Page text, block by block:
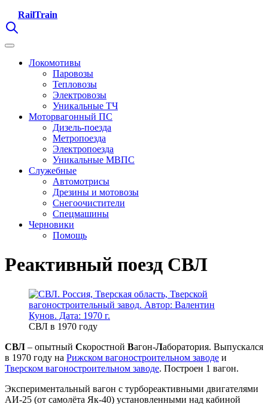
RailTrain
Локомотивы
Паровозы
Тепловозы
Электровозы
Уникальные ТЧ
Моторвагонный ПС
Дизель-поезда
Метропоезда
Электропоезда
Уникальные МВПС
Служебные
Автомотрисы
Дрезины и мотовозы
Снегоочистители
Спецмашины
Черновики
Помощь
Реактивный поезд СВЛ
СВЛ в 1970 году
СВЛ – опытный Скоростной Вагон-Лаборатория. Выпускался
в 1970 году на Рижском вагоностроительном заводе и
Тверском вагоностроительном заводе. Построен 1 вагон.
Экспериментальный вагон с турбореактивными двигателями
АИ-25 (от самолёта Як-40) установленными над кабиной